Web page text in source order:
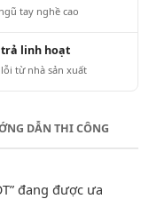
tay nghề cao
linh hoạt
lỗi từ nhà sản xuất
DẪN THI CÔNG
đang được ưa